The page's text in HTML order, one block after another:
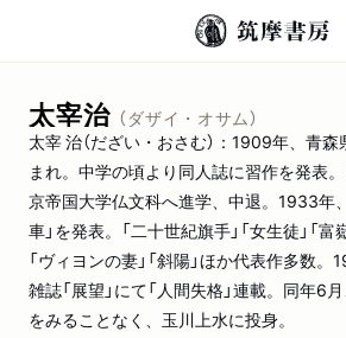
太宰治 （ダザイ・オサム）
太宰 治（だざい・おさむ）：1909年、青
まれ。中学の頃より同人誌に習作を発表
京帝国大学仏文科へ進学、中退。1933年
車」を発表。「二十世紀旗手」「女生徒」「富
「ヴィヨンの妻」「斜陽」ほか代表作多数
雑誌「展望」にて「人間失格」連載。同年6
をみることなく、玉川上水に投身。